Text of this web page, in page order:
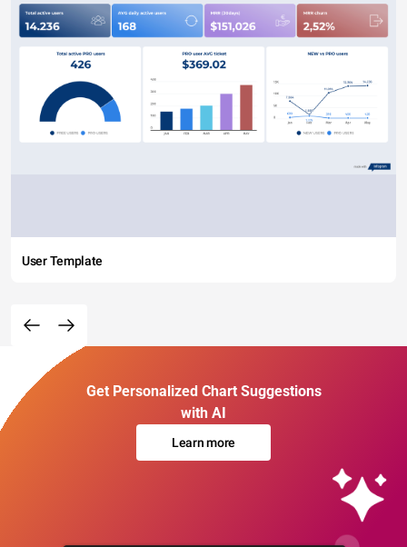
User Template
Get Personalized Chart Suggestions
with AI
Learn more